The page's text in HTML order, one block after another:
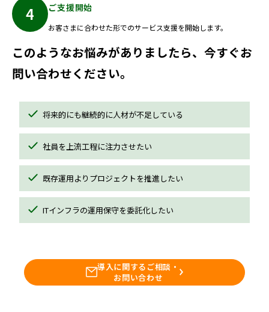
ご支援開始
お客さまに合わせた形でのサービス支援を開始します。
このようなお悩みがありましたら、今すぐお
問い合わせください。
将来的にも継続的に人材が不足している
社員を上流工程に注力させたい
既存運用よりプロジェクトを推進したい
ITインフラの運用保守を委託化したい
導入に関するご相談・
お問い合わせ